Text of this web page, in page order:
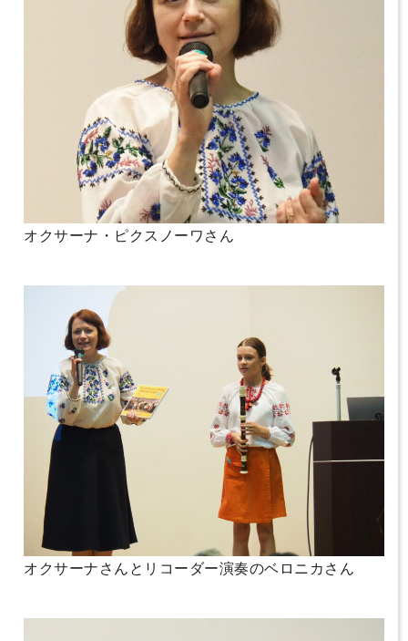
オクサーナ・ピクスノーワさん
オクサーナさんとリコーダー演奏のベロニカさん